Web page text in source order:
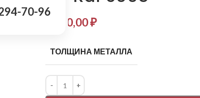
70-96
1 400,00₽
ТОЛЩИНА МЕТАЛЛА
Alternative: